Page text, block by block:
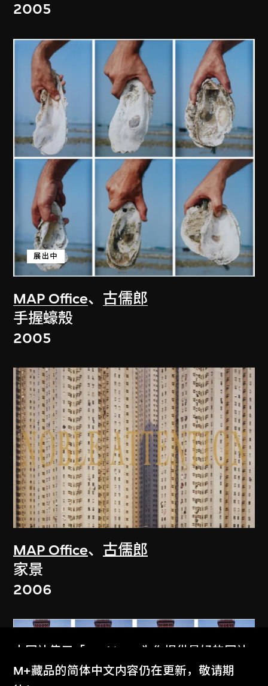
2005
MAP Office、 古儒郎
展出中
手握蠔殼
2005
MAP Office、 古儒郎
家景
2006
本网站使用「Cookies」为你提供最好的网站
体验。
M+藏品的简体中文内容仍在更新，敬请期